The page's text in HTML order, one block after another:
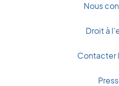
Nous
Droit à
Contacter